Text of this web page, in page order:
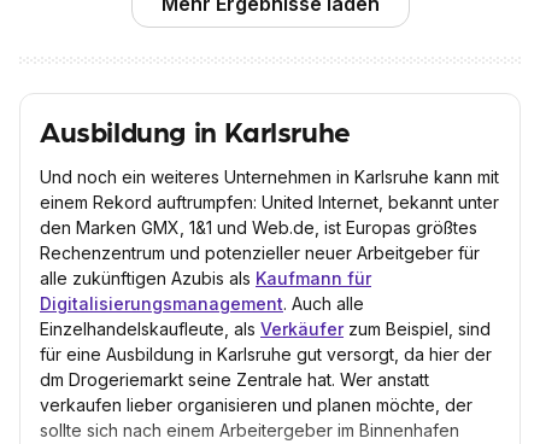
Ausbildung in Karlsruhe
Und noch ein weiteres Unternehmen in Karlsruhe kann mit
einem Rekord auftrumpfen: United Internet, bekannt unter
den Marken GMX, 1&1 und Web.de, ist Europas größtes
Rechenzentrum und potenzieller neuer Arbeitgeber für
alle zukünftigen Azubis als Kaufmann für
Digitalisierungsmanagement. Auch alle
Einzelhandelskaufleute, als Verkäuferzum Beispiel, sind
für eine Ausbildung in Karlsruhe gut versorgt, da hier der
dm Drogeriemarkt seine Zentrale hat. Wer anstatt
verkaufen lieber organisieren und planen möchte, der
sollte sich nach einem Arbeitergeber im Binnenhafen